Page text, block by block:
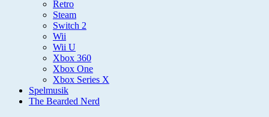
Retro
Steam
Switch 2
Wii
Wii U
Xbox 360
Xbox One
Xbox Series X
Spelmusik
The Bearded Nerd